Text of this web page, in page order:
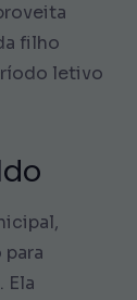
filho
letivo
Ela